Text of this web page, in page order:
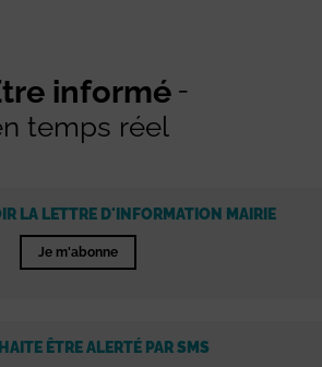
informé
temps réel
LA LETTRE D'INFORMATION MAIRIE
Je m'abonne
ÊTRE ALERTÉ PAR SMS